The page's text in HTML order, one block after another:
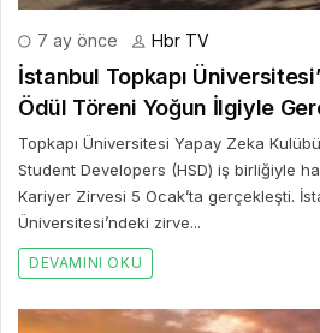
7 ay önce Hbr TV
İstanbul Topkapı
Ödül Töreni Yoğun İlgiyle
Topkapı Üniversitesi Yapay Zeka
Student Developers (HSD) iş birliğiyle
Kariyer Zirvesi 5 Ocak’ta gerçekleşti.
Üniversitesi’ndeki zirve...
DEVAMINI OKU